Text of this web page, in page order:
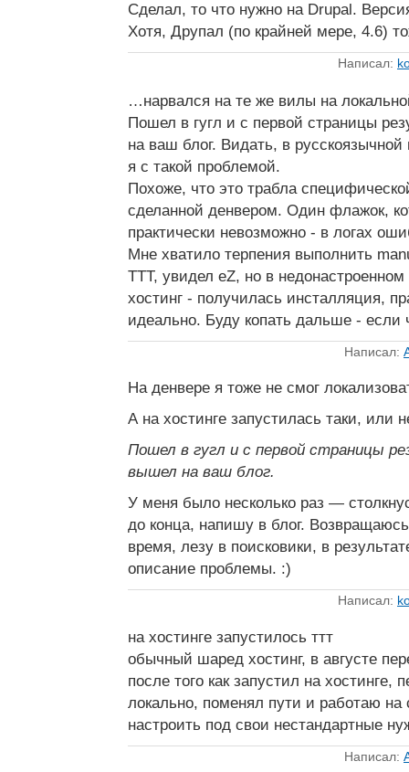
Сделал, то что нужно на Drupal.
Хотя, Друпал (по крайней мере, 4.6)
Написал:
…нарвался на те же вилы на
Пошел в гугл и с первой страницы
на ваш блог. Видать, в
я с такой проблемой.
Похоже, что это трабла
сделанной денвером. Один флажок,
практически невозможно - в логах
Мне хватило терпения выполнить
ТТТ, увидел eZ, но в
хостинг - получилась инсталляция,
идеально. Буду копать дальше - если
Написал:
На денвере я тоже не смог
А на хостинге запустилась таки, или
Пошел в гугл и с первой страницы
вышел на ваш блог.
У меня было несколько раз —
до конца, напишу в блог.
время, лезу в поисковики, в
описание проблемы. :)
Написал:
на хостинге запустилось ттт
обычный шаред хостинг, в августе
после того как запустил на
локально, поменял пути и работаю
настроить под свои нестандартные
Написал: